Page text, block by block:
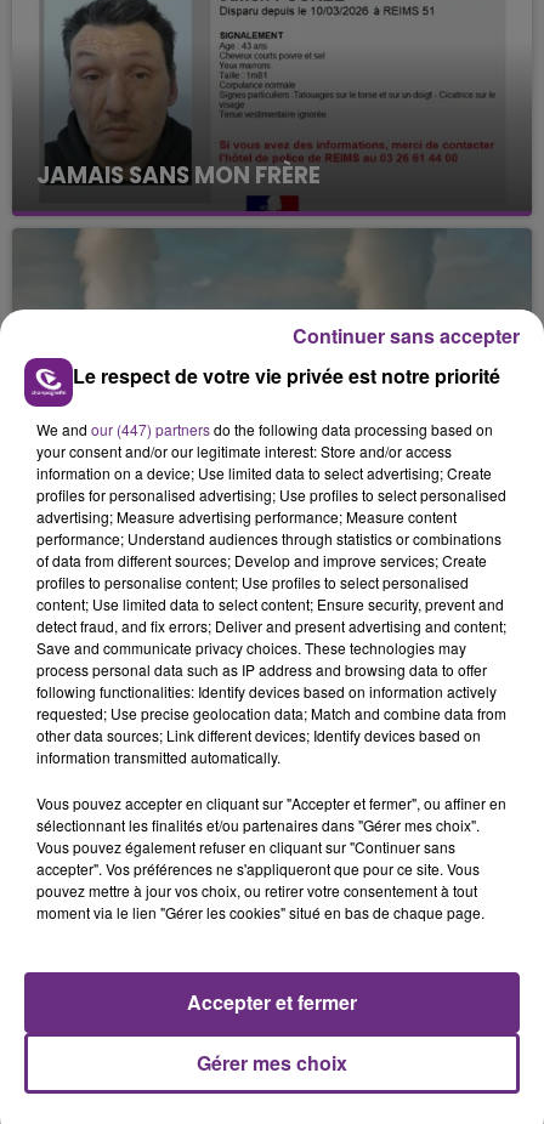
JAMAIS SANS MON FRÈRE
Julien Fourel n'a plus donné signé de vie depuis 5
mois. Sa sœur poursuit ses recherches pour le
retrouver.
LA CENTRALE NUCLÉAIRE DE CHOOZ
TOUJOURS À L'ARRÊT
Cela fait déjà une semaine que la centrale
nucléaire ardennaise est à l'arrêt. Une situation
justifiée par la sécheresse intense qui est toujours
présente.
TITRES DIFFUSÉS
16h35
16h35
ORIA
16h26
16h26
CARBONNE
Le respect de votre vie privée est notre priorité
We and our (447) partnersdo the following data processing based on
your consent and/or our legitimate interest: Store and/or access
information on a device; Use limited data to select advertising; Create
profiles for personalised advertising; Use profiles to select personalised
advertising; Measure advertising performance; Measure content
performance; Understand audiences through statistics or combinations
of data from different sources; Develop and improve services; Create
profiles to personalise content; Use profiles to select personalised
content; Use limited data to select content; Ensure security, prevent and
detect fraud, and fix errors; Deliver and present advertising and content;
Save and communicate privacy choices. These technologies may
process personal data such as IP address and browsing data to offer
following functionalities: Identify devices based on information actively
requested; Use precise geolocation data; Match and combine data from
other data sources; Link different devices; Identify devices based on
information transmitted automatically.
Vous pouvez accepter en cliquant sur "Accepter et fermer", ou affiner en
sélectionnant les finalités et/ou partenaires dans "Gérer mes choix".
Vous pouvez également refuser en cliquant sur "Continuer sans
accepter". Vos préférences ne s'appliqueront que pour ce site. Vous
pouvez mettre à jour vos choix, ou retirer votre consentement à tout
moment via le lien "Gérer les cookies" situé en bas de chaque page.
Gérer mes choix
Accepter et fermer
Continuer sans accepter